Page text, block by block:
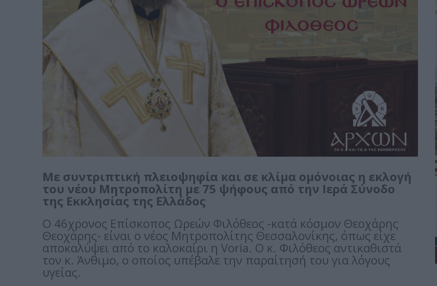
Με συντριπτική πλειοψηφία και σε κλίμα ομόνοιας η εκλογή
του νέου Μητροπολίτη με 75 ψήφους από την Ιερά Σύνοδο
της Εκκλησίας της Ελλάδος
Ο 46χρονος Επίσκοπος Ωρεών Φιλόθεος -κατά κόσμον Θεοχάρης
Θεοχάρης- είναι ο νέος Μητροπολίτης Θεσσαλονίκης, όπως είχε
αποκαλύψει από το καλοκαίρι η Voria. Ο κ. Φιλόθεος αντικαθιστά
τον κ. Άνθιμο, ο οποίος υπέβαλε την παραίτησή του για λόγους
υγείας.